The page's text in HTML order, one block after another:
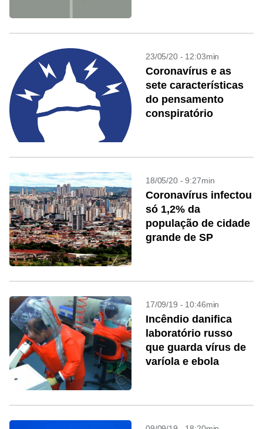
23/05/20 - 12:03min
Coronavírus e as
sete características
do pensamento
conspiratório
18/05/20 - 9:27min
Coronavírus infectou
só 1,2% da
população de cidade
grande de SP
17/09/19 - 10:46min
Incêndio danifica
laboratório russo
que guarda vírus de
varíola e ebola